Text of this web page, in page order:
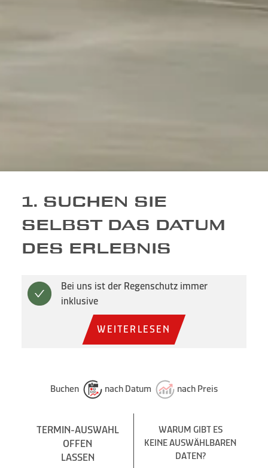
1. SUCHEN SIE
SELBST DAS DATUM
DES ERLEBNIS
Bei uns ist der Regenschutz immer
inklusive
WEITERLESEN
Buchen nach Datum nach Preis
TERMIN-AUSWAHL
OFFEN
LASSEN
WARUM GIBT ES
KEINE AUSWÄHLBAREN
DATEN?